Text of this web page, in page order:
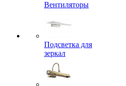
Вентиляторы
Подсветка для
зеркал